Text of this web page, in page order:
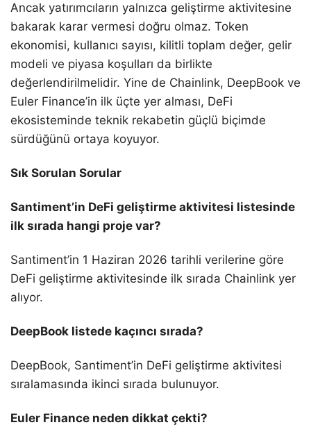
Ancak yatırımcıların yalnızca geliştirme aktivitesine
bakarak karar vermesi doğru olmaz. Token
ekonomisi, kullanıcı sayısı, kilitli toplam değer, gelir
modeli ve piyasa koşulları da birlikte
değerlendirilmelidir. Yine de Chainlink, DeepBook ve
Euler Finance’in ilk üçte yer alması, DeFi
ekosisteminde teknik rekabetin güçlü biçimde
sürdüğünü ortaya koyuyor.
Sık Sorulan Sorular
Santiment’in DeFi geliştirme aktivitesi listesinde
ilk sırada hangi proje var?
Santiment’in 1 Haziran 2026 tarihli verilerine göre
DeFi geliştirme aktivitesinde ilk sırada Chainlink yer
alıyor.
DeepBook listede kaçıncı sırada?
DeepBook, Santiment’in DeFi geliştirme aktivitesi
sıralamasında ikinci sırada bulunuyor.
Euler Finance neden dikkat çekti?